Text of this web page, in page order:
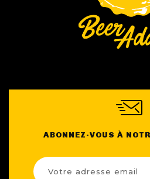
Nos
Paniers
BLOG
ABONNEZ-VOUS À